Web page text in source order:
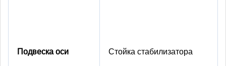
Подвеска оси Стойка стабилизатора